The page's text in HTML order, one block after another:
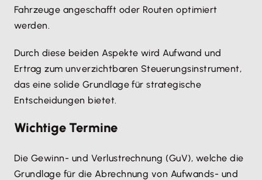
Fahrzeuge angeschafft oder Routen optimiert
werden.
Durch diese beiden Aspekte wird Aufwand und
Ertrag zum unverzichtbaren Steuerungsinstrument,
das eine solide Grundlage für strategische
Entscheidungen bietet.
Wichtige Termine
Die Gewinn- und Verlustrechnung (GuV), welche die
Grundlage für die Abrechnung von Aufwands- und